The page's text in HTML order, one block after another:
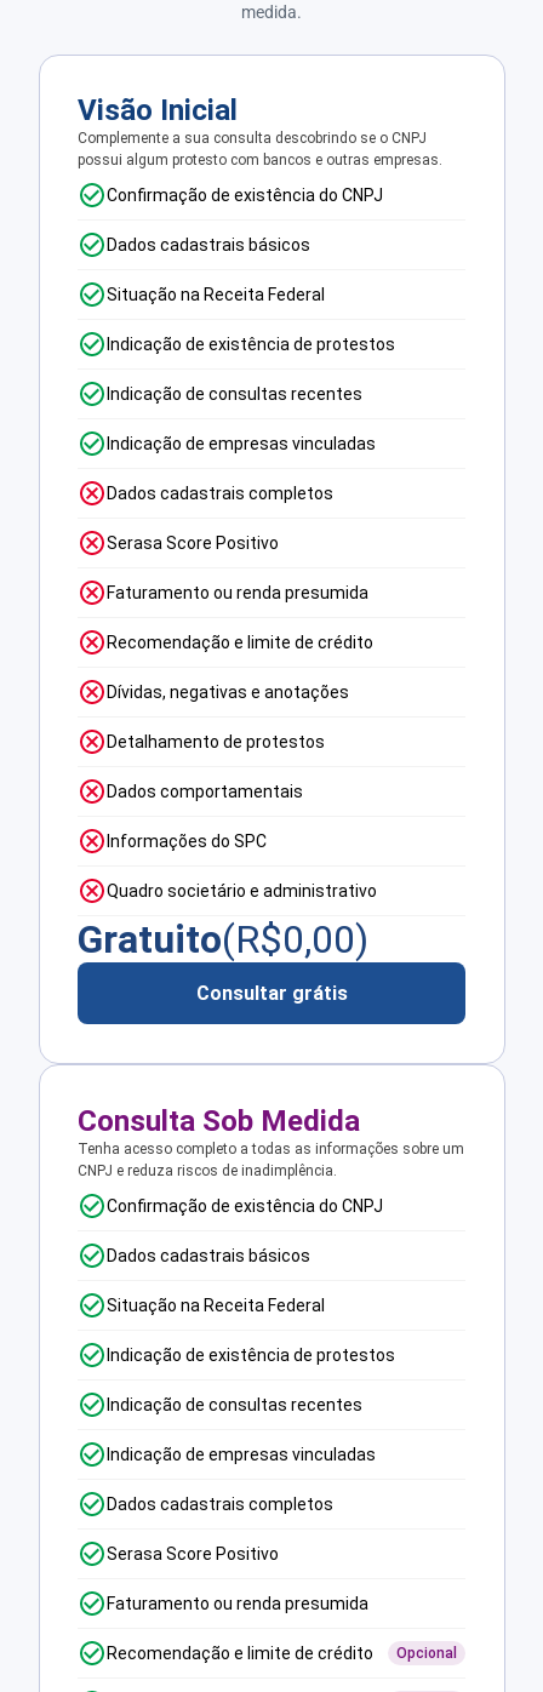
medida.
Visão Inicial
Complemente a sua consulta descobrindo se o CNPJ
possui algum protesto com bancos e outras empresas.
Confirmação de existência do CNPJ
Dados cadastrais básicos
Situação na Receita Federal
Indicação de existência de protestos
Indicação de consultas recentes
Indicação de empresas vinculadas
Dados cadastrais completos
Serasa Score Positivo
Faturamento ou renda presumida
Recomendação e limite de crédito
Dívidas, negativas e anotações
Detalhamento de protestos
Dados comportamentais
Informações do SPC
Quadro societário e administrativo
Gratuito(R$0,00)
Consultar grátis
Consulta Sob Medida
Tenha acesso completo a todas as informações sobre um
CNPJ e reduza riscos de inadimplência.
Confirmação de existência do CNPJ
Dados cadastrais básicos
Situação na Receita Federal
Indicação de existência de protestos
Indicação de consultas recentes
Indicação de empresas vinculadas
Dados cadastrais completos
Serasa Score Positivo
Faturamento ou renda presumida
Recomendação e limite de crédito Opcional